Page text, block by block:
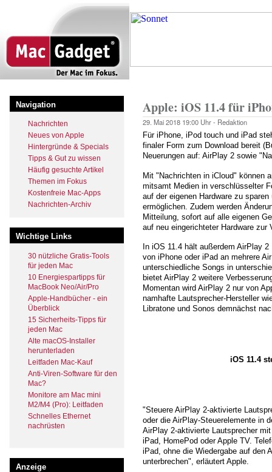
zum
Navigation
Nachrichten
Neues von Apple
Hintergründe & Specials
Tipps & Gut zu wissen
Häufig gesuchte Artikel
Themen im Fokus
Kostenfreie Mac-Apps
Nachrichten-Archiv
Wichtige Links
30 nützliche Gratis-Tools
für jeden Mac
10 Energiespartipps für
MacBook Neo/Air/Pro
Apple-Handbücher - ein
Überblick
15 Sicherheits-Tipps für
jeden Mac
Alte macOS-Installer
herunterladen
Leitfaden Mac-Kauf
Anti-Viren-Software für den
Mac?
Monitore am Mac mini
M2/M4 (Pro): Leitfaden
Schnelles Ethernet
nachrüsten
Anzeige
Apple: iOS 11.4 für
29. Mai 2018 19:00 Uhr - Redaktion
Für iPhone, iPod touch und iPad
finaler Form zum Download bereit
Neuerungen auf: AirPlay 2 sowie
Mit "Nachrichten in iCloud" können
mitsamt Medien in verschlüsselter
auf der eigenen Hardware zu
ermöglichen. Zudem werden
Mitteilung, sofort auf alle eigenen
auf neu eingerichteter Hardware zur
In iOS 11.4 hält außerdem AirPlay
von iPhone oder iPad an mehrere
unterschiedliche Songs in
bietet AirPlay 2 weitere
Momentan wird AirPlay 2 nur von
namhafte Lautsprecher-Hersteller
Libratone und Sonos demnächst
iOS 11.4
"Steuere AirPlay 2-aktivierte
oder die AirPlay-Steuerelemente in
AirPlay 2-aktivierte Lautsprecher
iPad, HomePod oder Apple TV.
iPad, ohne die Wiedergabe auf den
unterbrechen", erläutert Apple.